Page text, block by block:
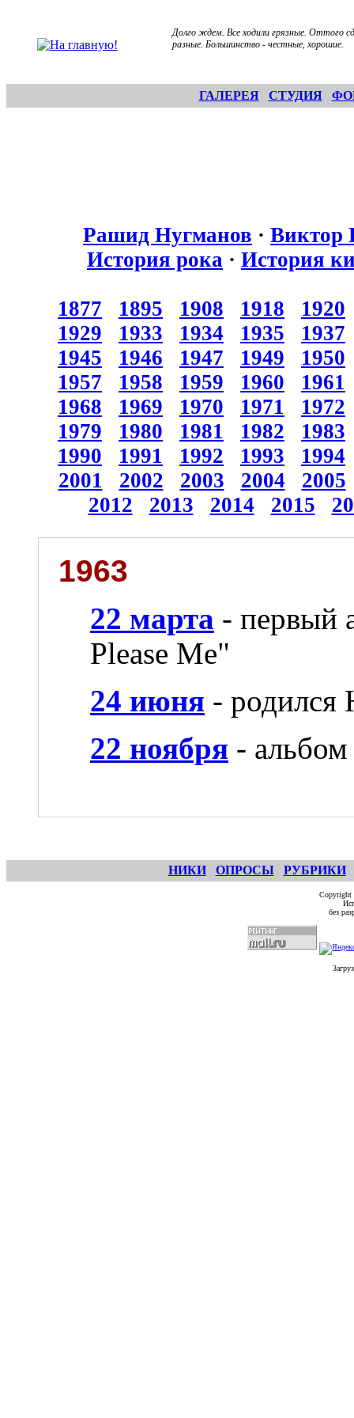
Долго ждем. Все ходили грязные. Оттого
разные. Большинство - честные, хорошие.
ГАЛЕРЕЯ СТУДИЯ
Рашид Нугманов · Виктор
История рока · История
1877 1895 1908 1918
1920
1929
1933 1934 1935
1937
1945
1946 1947 1949
1950
1957
1958 1959 1960
1961
1968
1969 1970 1971
1972
1979
1980 1981 1982
1983
1990
1991 1992 1993
1994
2001
2002 2003 2004
2005
2012
2013 2014 2015
1963
22 марта - первый
Please Me"
24 июня -
22 ноября -
НИКИ ОПРОСЫ РУБРИКИ
без